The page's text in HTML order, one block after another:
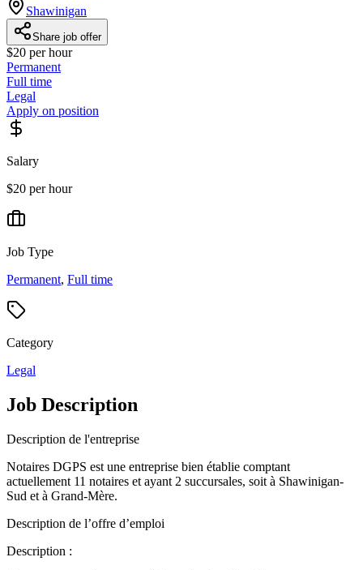
Shawinigan
Share job offer
$20 per hour
Permanent
Full time
Legal
Apply on position
Salary
$20 per hour
Job Type
Permanent, Full time
Category
Legal
Job Description
Description de l'entreprise
Notaires DGPS est une entreprise bien établie comptant
actuellement 11 notaires et ayant 2 succursales, soit à Shawinigan-
Sud et à Grand-Mère.
Description de l’offre d’emploi
Description :